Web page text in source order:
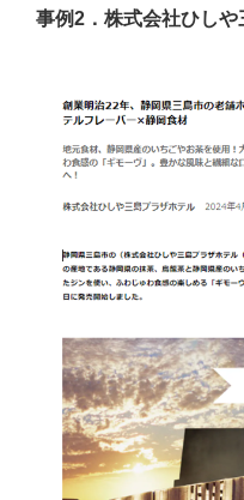
事例2．株式会社ひし